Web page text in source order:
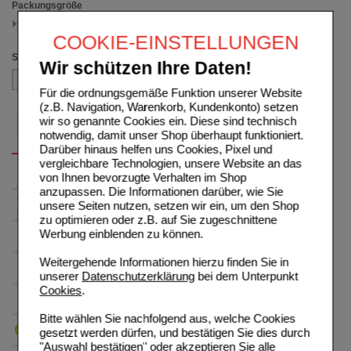
COOKIE-EINSTELLUNGEN
Wir schützen Ihre Daten!
Für die ordnungsgemäße Funktion unserer Website
(z.B. Navigation, Warenkorb, Kundenkonto) setzen
wir so genannte Cookies ein. Diese sind technisch
notwendig, damit unser Shop überhaupt funktioniert.
Darüber hinaus helfen uns Cookies, Pixel und
vergleichbare Technologien, unsere Website an das
von Ihnen bevorzugte Verhalten im Shop
anzupassen. Die Informationen darüber, wie Sie
unsere Seiten nutzen, setzen wir ein, um den Shop
zu optimieren oder z.B. auf Sie zugeschnittene
Werbung einblenden zu können.
Weitergehende Informationen hierzu finden Sie in
unserer Datenschutzerklärungbei dem Unterpunkt
Cookies.
Bitte wählen Sie nachfolgend aus, welche Cookies
gesetzt werden dürfen, und bestätigen Sie dies durch
"Auswahl bestätigen" oder akzeptieren Sie alle
Packungsgröße
Sortieren nach